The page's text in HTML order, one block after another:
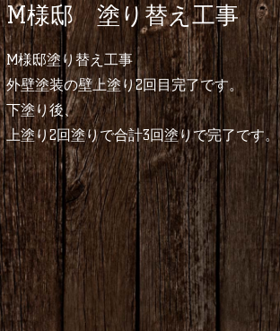
M様邸 塗り替え工事
M様邸塗り替え工事
外壁塗装の壁上塗り2回目完了です。
下塗り後、
上塗り2回塗りで合計3回塗りで完了です。